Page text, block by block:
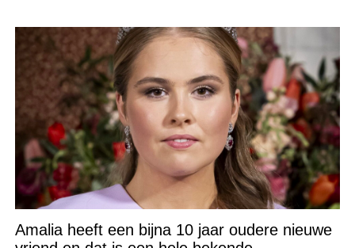
Amalia heeft een bijna 10 jaar oudere nieuwe